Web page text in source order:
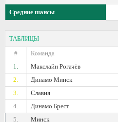
Средние шансы
ТАБЛИЦЫ
#
Команда
1.
Макслайн Рогачёв
2.
Динамо Минск
3.
Славия
4.
Динамо Брест
5.
Минск